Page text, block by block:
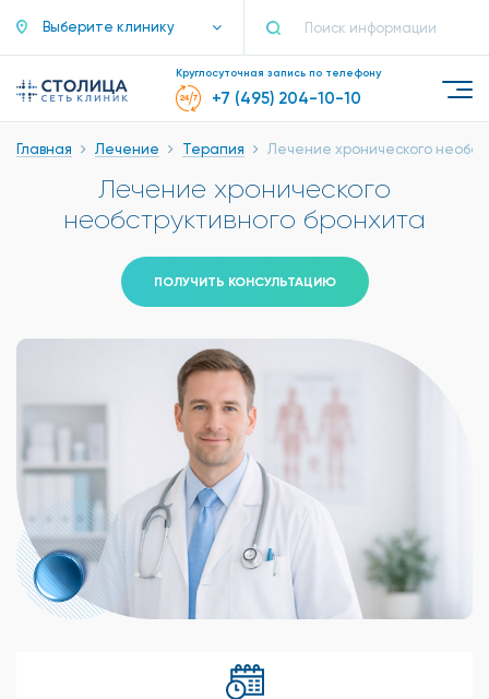
Выберите клинику
Круглосуточная запись по телефону
+7 (495) 204-10-10
Главная Лечение Терапия Лечение хронического
Лечение хронического
необструктивного бронхита
ПОЛУЧИТЬ КОНСУЛЬТАЦИЮ